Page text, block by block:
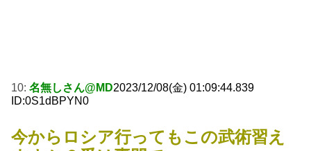
10: 名無しさん@MD2023/12/08(金) 01:09:44.839
ID:0S1dBPYN0
今からロシア行ってもこの武術習え